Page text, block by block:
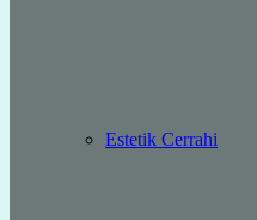
Estetik Cerrahi